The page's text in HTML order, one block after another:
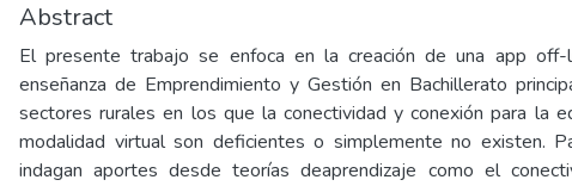
Abstract
El presente trabajo se enfoca en la creación de una app off-
enseñanza de Emprendimiento y Gestión en Bachillerato
sectores rurales en los que la conectividad y conexión para la
modalidad virtual son deficientes o simplemente no existen.
indagan aportes desde teorías deaprendizaje como el